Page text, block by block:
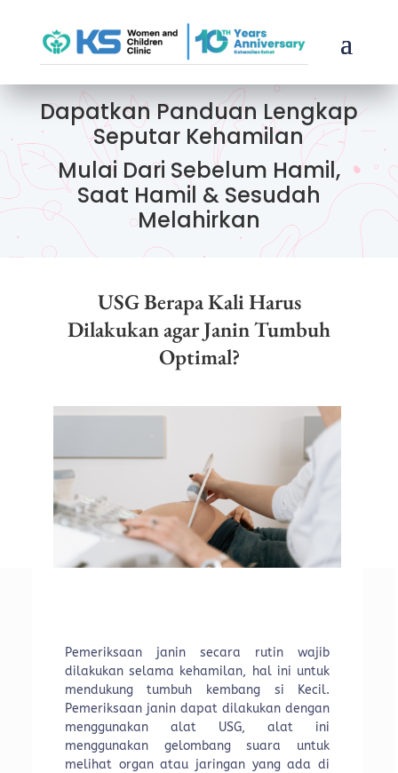
Dapatkan Panduan Lengkap
Seputar Kehamilan
Mulai Dari Sebelum Hamil,
Saat Hamil & Sesudah
Melahirkan
USG Berapa Kali Harus
Dilakukan agar Janin Tumbuh
Optimal?
Pemeriksaan janin secara rutin wajib
dilakukan selama kehamilan, hal ini untuk
mendukung tumbuh kembang si Kecil.
Pemeriksaan janin dapat dilakukan dengan
menggunakan alat USG, alat ini
menggunakan gelombang suara untuk
melihat organ atau jaringan yang ada di